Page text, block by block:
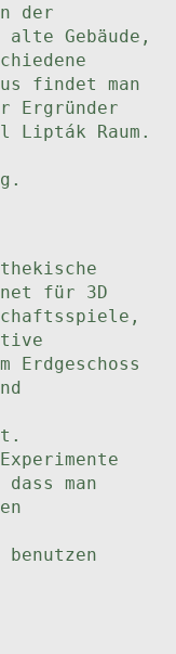
der
Gebäude,
findet man
Ergründer
Lipták Raum.
für 3D
Erdgeschoss
man